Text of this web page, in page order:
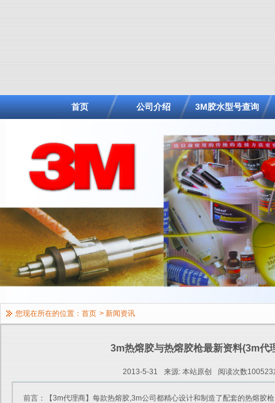
首页 公司介绍 3M胶水型号查询
您现在所在的位置： 首页 > 新闻资讯
3m热熔胶与热熔胶枪最新资料(3m代
2013-5-31 来源: 本站原创 阅读次数100523
前言：【3m代理商】每款热熔胶,3m公司都精心设计和制造了配套的热熔胶